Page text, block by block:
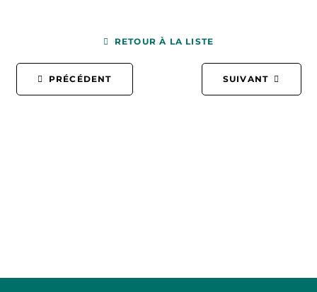
PRÉCÉDENT
RETOUR À LA LISTE
SUIVANT